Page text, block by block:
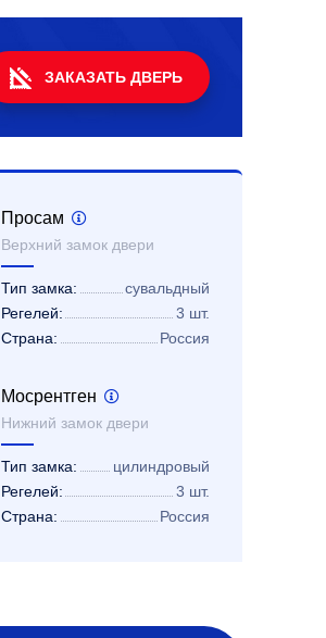
ЗАКАЗАТЬ ДВЕРЬ
Просам
Верхний замок двери
Тип замка:
сувальдный
Регелей:
3 шт.
Страна:
Россия
Мосрентген
Нижний замок двери
Тип замка:
цилиндровый
Регелей:
3 шт.
Страна:
Россия